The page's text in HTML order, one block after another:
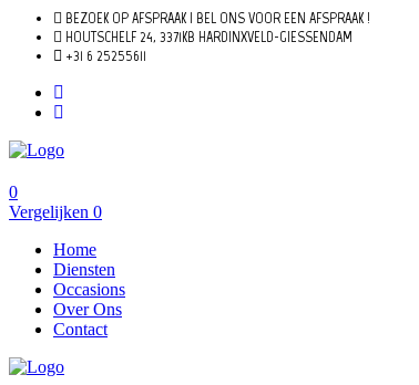
BEZOEK OP AFSPRAAK | BEL ONS VOOR EEN AFSPRAAK !
HOUTSCHELF 24, 3371KB HARDINXVELD-GIESSENDAM
+31 6 25255611
0
Vergelijken 0
Home
Diensten
Occasions
Over Ons
Contact